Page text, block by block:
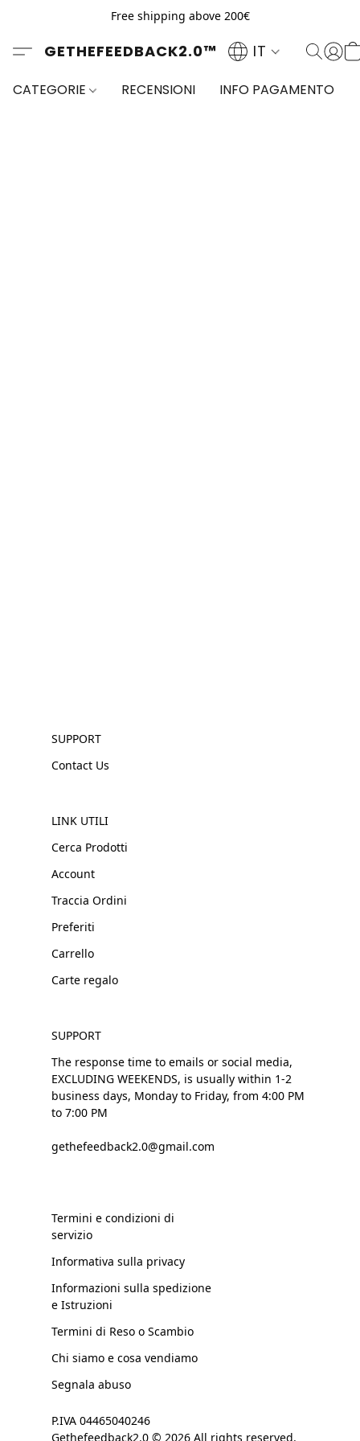
Free shipping above 200€
GETHEFEEDBACK2.0™ IT
CATEGORIE RECENSIONI INFO PAGAMENTO
SUPPORT
Contact Us
LINK UTILI
Cerca Prodotti
Account
Traccia Ordini
Preferiti
Carrello
Carte regalo
SUPPORT
The response time to emails or social media,
EXCLUDING WEEKENDS, is usually within 1-2
business days, Monday to Friday, from 4:00 PM
to 7:00 PM
gethefeedback2.0@gmail.com
Termini e condizioni di
servizio
Informativa sulla privacy
Informazioni sulla spedizione
e Istruzioni
Termini di Reso o Scambio
Chi siamo e cosa vendiamo
Segnala abuso
P.IVA 04465040246
Gethefeedback2.0 © 2026 All rights reserved.